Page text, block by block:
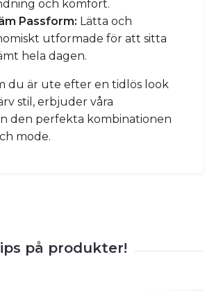
och komfort.
Passform: Lätta och
utformade för att sitta
hela dagen.
du är ute efter en tidlös look
stil, erbjuder våra
den perfekta kombinationen
mode.